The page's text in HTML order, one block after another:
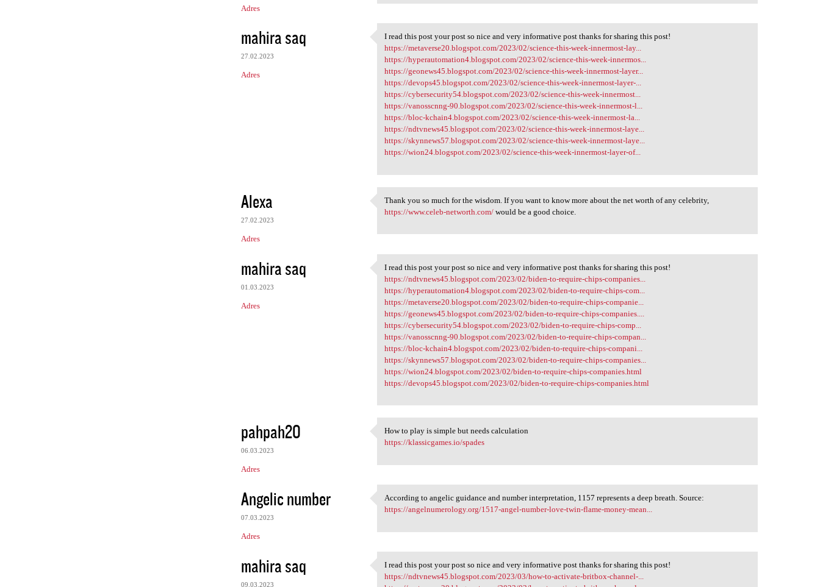
Adres
mahira saq
27.02.2023
Adres
I read this post your post so
I read this post your post so nice and very informative post thanks for sharing this post!
https://metaverse20.blogspot.com/2023/02/science-this-week-innermost-lay...
https://hyperautomation4.blogspot.com/2023/02/science-this-week-innermos...
https://geonews45.blogspot.com/2023/02/science-this-week-innermost-layer...
https://devops45.blogspot.com/2023/02/science-this-week-innermost-layer-...
https://cybersecurity54.blogspot.com/2023/02/science-this-week-innermost...
https://vanosscnng-90.blogspot.com/2023/02/science-this-week-innermost-l...
https://bloc-kchain4.blogspot.com/2023/02/science-this-week-innermost-la...
https://ndtvnews45.blogspot.com/2023/02/science-this-week-innermost-laye...
https://skynnews57.blogspot.com/2023/02/science-this-week-innermost-laye...
https://wion24.blogspot.com/2023/02/science-this-week-innermost-layer-of...
Alexa
27.02.2023
Adres
Thank you so much for the
Thank you so much for the wisdom. If you want to know more about the net worth of any celebrity,
https://www.celeb-networth.com/ would be a good choice.
mahira saq
01.03.2023
Adres
I read this post your post so
I read this post your post so nice and very informative post thanks for sharing this post!
https://ndtvnews45.blogspot.com/2023/02/biden-to-require-chips-companies...
https://hyperautomation4.blogspot.com/2023/02/biden-to-require-chips-com...
https://metaverse20.blogspot.com/2023/02/biden-to-require-chips-companie...
https://geonews45.blogspot.com/2023/02/biden-to-require-chips-companies....
https://cybersecurity54.blogspot.com/2023/02/biden-to-require-chips-comp...
https://vanosscnng-90.blogspot.com/2023/02/biden-to-require-chips-compan...
https://bloc-kchain4.blogspot.com/2023/02/biden-to-require-chips-compani...
https://skynnews57.blogspot.com/2023/02/biden-to-require-chips-companies...
https://wion24.blogspot.com/2023/02/biden-to-require-chips-companies.html
https://devops45.blogspot.com/2023/02/biden-to-require-chips-companies.html
pahpah20
06.03.2023
Adres
How to play is simple but
How to play is simple but needs calculation
https://klassicgames.io/spades
Angelic number
07.03.2023
Adres
According to angelic guidance
According to angelic guidance and number interpretation, 1157 represents a deep breath. Source:
https://angelnumerology.org/1517-angel-number-love-twin-flame-money-mean...
mahira saq
09.03.2023
I read this post your post so
I read this post your post so nice and very informative post thanks for sharing this post!
https://ndtvnews45.blogspot.com/2023/03/how-to-activate-britbox-channel-...